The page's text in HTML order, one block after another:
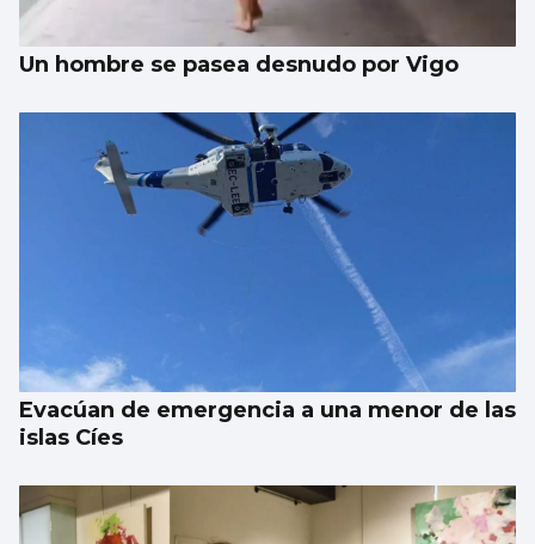
Un hombre se pasea desnudo por Vigo
Evacúan de emergencia a una menor de las
islas Cíes